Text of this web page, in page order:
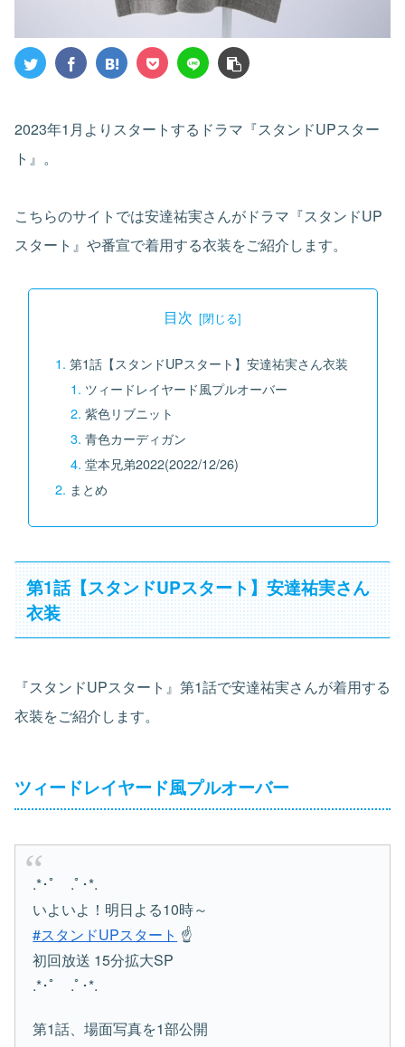
2023年1月よりスタートするドラマ『スタンドUPスター
ト』。
こちらのサイトでは安達祐実さんがドラマ『スタンドUP
スタート』や番宣で着用する衣装をご紹介します。
目次
第1話【スタンドUPスタート】安達祐実さん衣装
ツィードレイヤード風プルオーバー
紫色リブニット
青色カーディガン
堂本兄弟2022(2022/12/26)
まとめ
第1話【スタンドUPスタート】安達祐実さん
衣装
『スタンドUPスタート』第1話で安達祐実さんが着用する
衣装をご紹介します。
ツィードレイヤード風プルオーバー
.*･ﾟ .ﾟ･*.
いよいよ！明日よる10時～
#スタンドUPスタート ☝️
初回放送 15分拡大SP
.*･ﾟ .ﾟ･*.
第1話、場面写真を1部公開